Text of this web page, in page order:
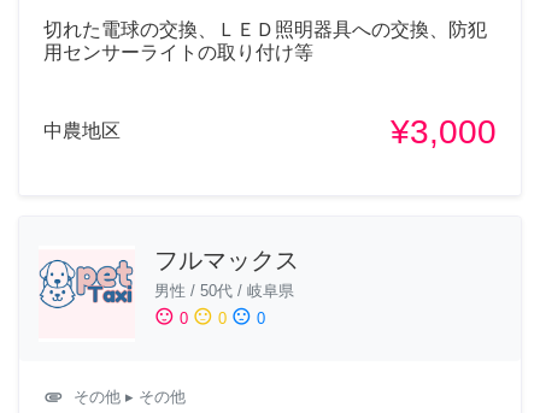
切れた電球の交換、ＬＥＤ照明器具への交換、防犯
用センサーライトの取り付け等
中農地区 ¥3,000
フルマックス
男性 / 50代 / 岐阜県
sentiment_satisfied 0 sentiment_neutral 0 sentiment_dissatisfied 0
attachment その他 ▸ その他